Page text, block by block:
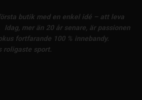
butik med en enkel idé – att leva
Idag, mer än 20 år senare, är passionen
fortfarande 100 % innebandy.
roligaste sport.